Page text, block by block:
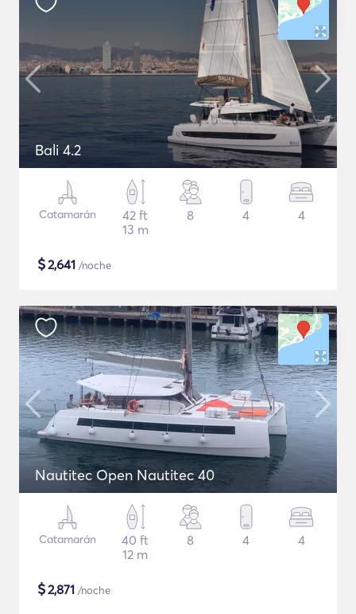
Bali 4.2
Catamarán
42 ft
13 m
8 4 4
$2,641 /noche
Nautitec Open Nautitec 40
Catamarán
40 ft
12 m
8 4 4
$2,871 /noche